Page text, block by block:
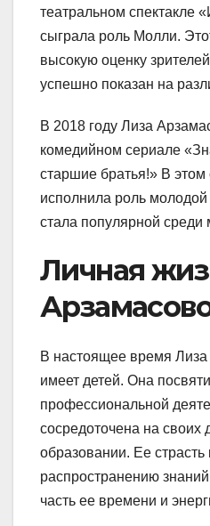
театральном спектакле
сыграла роль Молли.
высокую оценку
успешно показан на
В 2018 году Лиза
комедийном сериале
старшие братья!» В этом
исполнила роль
стала популярной среди
Личная
В настоящее время
имеет детей. Она
профессиональной
сосредоточена на своих
образовании. Ее страсть
распространению
часть ее времени и